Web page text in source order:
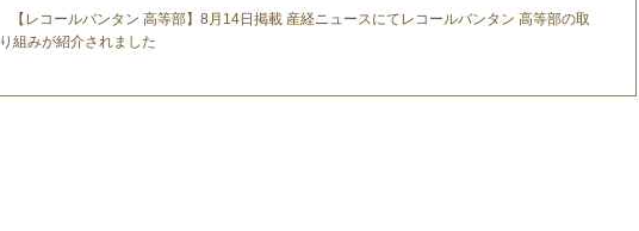
【レコールバンタン 高等部】8月14日掲載 産経ニュースにてレコールバンタン 高等部の取
り組みが紹介されました